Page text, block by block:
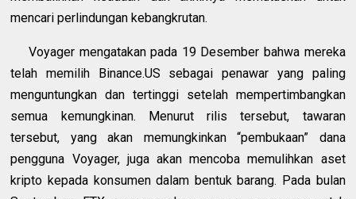
mencari perlindungan kebangkrutan.
Voyager mengatakan pada 19 Desember bahwa mereka
telah memilih Binance.US sebagai penawar yang paling
menguntungkan dan tertinggi setelah mempertimbangkan
semua kemungkinan. Menurut rilis tersebut, tawaran
tersebut, yang akan memungkinkan “pembukaan” dana
pengguna Voyager, juga akan mencoba memulihkan aset
kripto kepada konsumen dalam bentuk barang. Pada bulan